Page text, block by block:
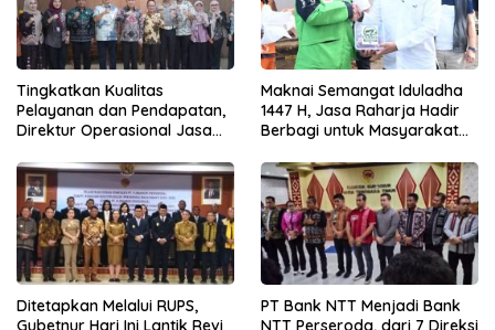
Tingkatkan Kualitas
Pelayanan dan Pendapatan,
Direktur Operasional Jasa
di Lampung dan Tinjau
Samsat Rajabasa
Maknai Semangat Iduladha
1447 H, Jasa Raharja Hadir
Berbagi untuk Masyarakat
Daging Kurban
Ditetapkan Melalui RUPS,
Gubetnur Hari Ini Lantik Revi
PT Bank NTT Menjadi Bank
NTT Perseroda, dari 7 Direksi